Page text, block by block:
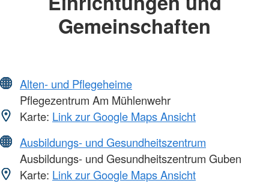
Gemeinschaften
Alten- und Pflegeheime
Pflegezentrum Am Mühlenwehr
Karte: Link zur Google Maps Ansicht
Ausbildungs- und Gesundheitszentrum
Ausbildungs- und Gesundheitszentrum Guben
Karte: Link zur Google Maps Ansicht